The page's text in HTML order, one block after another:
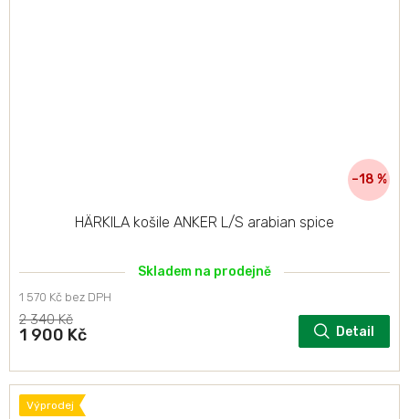
–18 %
HÄRKILA košile ANKER L/S arabian spice
Skladem na prodejně
1 570 Kč bez DPH
2 340 Kč
1 900 Kč Detail
Výprodej